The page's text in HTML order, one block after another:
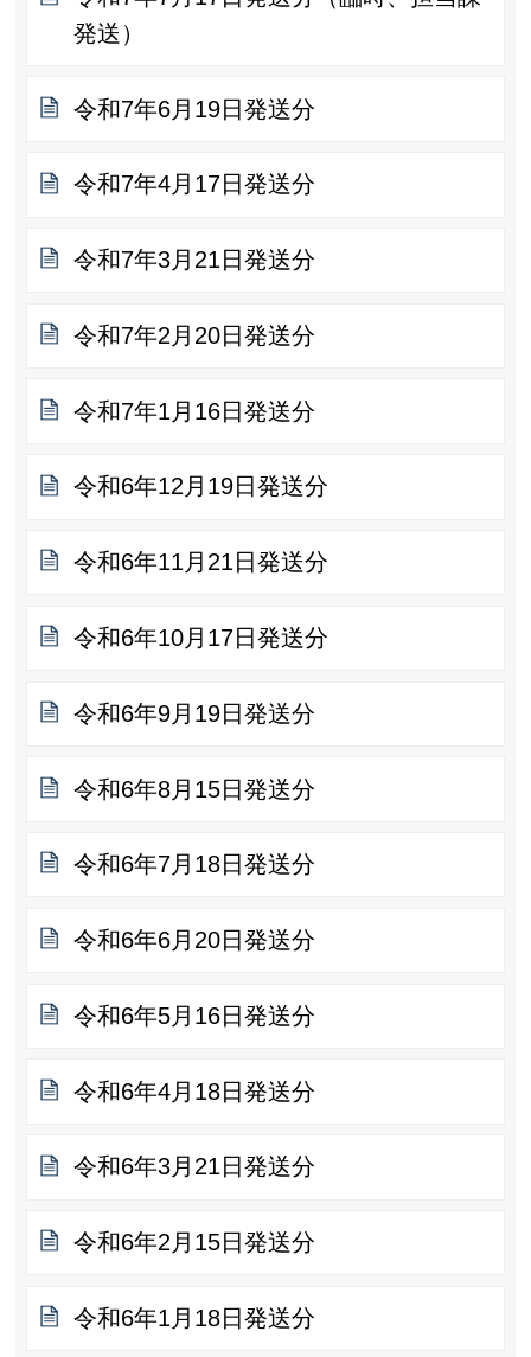
発送）
令和7年6月19日発送分
令和7年4月17日発送分
令和7年3月21日発送分
令和7年2月20日発送分
令和7年1月16日発送分
令和6年12月19日発送分
令和6年11月21日発送分
令和6年10月17日発送分
令和6年9月19日発送分
令和6年8月15日発送分
令和6年7月18日発送分
令和6年6月20日発送分
令和6年5月16日発送分
令和6年4月18日発送分
令和6年3月21日発送分
令和6年2月15日発送分
令和6年1月18日発送分